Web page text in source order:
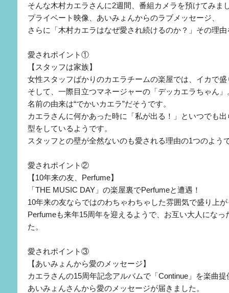
そんな木村カエラさんに2週間、番組カメラを預けてみま
プライベート映像、あいみょんからのラブメッセージ、
さらに「木村カエラはなぜ愛され続けるのか？」その理
愛されポイント①
【スタッフは家族】
女性スタッフばかりのカエラチームの楽屋では、イカで
そして、一際目立つマネージャーの「デッカエラちゃん」
名前の由来は“でかいカエラ”だそうです。
カエラさんに何かあった時に「私が出る！」といつでも
型をしているようです。
スタッフとの壁が全然ないのも愛される理由の1つのよう
愛されポイント②
【10年来の友、Perfume】
「THE MUSIC DAY」の楽屋裏でPerfumeと遭遇！
10年来の友ならではのわちゃわちゃした雰囲気で盛り上
Perfumeも来年15周年を迎えるようで、お互い大人にな
た。
愛されポイント③
【あいみょんから愛のメッセージ】
カエラさんの15周年記念アルバムで「Continue」を楽曲提
あいみょんさんから愛のメッセージが届きました。